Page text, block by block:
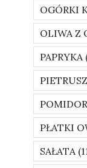
OGÓRKI
OLIWA Z
PAPRYKA
PŁATKI
SAŁATA